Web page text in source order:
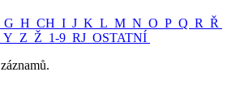
G H CH I J K L M N O P Q R Ř
Y Z Ž 1-9 RJ OSTATNÍ
záznamů.